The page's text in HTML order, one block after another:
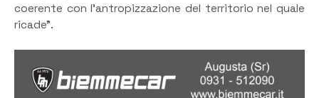
coerente con l’antropizzazione del territorio nel quale
ricade”.